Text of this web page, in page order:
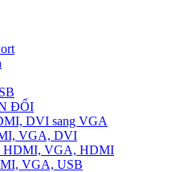
ĐỔI
DVI sang VGA
VGA, DVI
HDMI, VGA, HDMI
VGA, USB